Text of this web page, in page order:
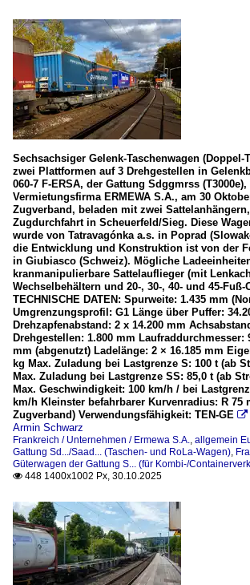
Wagen
Güterwagen
Sechsachsiger Gelenk-Taschenwagen (Doppel-
zwei Plattformen auf 3 Drehgestellen in
060-7 F-ERSA, der Gattung Sdggmrss
Vermietungsfirma ERMEWA S.A., am 30
Zugverband, beladen mit zwei
Zugdurchfahrt in Scheuerfeld/Sieg. Diese
wurde von Tatravagónka a.s. in Poprad
die Entwicklung und Konstruktion ist von der
in Giubiasco (Schweiz). Mögliche
kranmanipulierbare Sattelauflieger (mit
Wechselbehältern und 20-, 30-, 40- und 45-Fuß-
TECHNISCHE DATEN: Spurweite: 1.435 mm
Umgrenzungsprofil: G1 Länge über Puffer:
Drehzapfenabstand: 2 x 14.200 mm
Drehgestellen: 1.800 mm Laufraddurchmesser:
mm (abgenutzt) Ladelänge: 2 × 16.185 mm
kg Max. Zuladung bei Lastgrenze S: 100 t (ab
Max. Zuladung bei Lastgrenze SS: 85,0 t (ab
Max. Geschwindigkeit: 100 km/h / bei
km/h Kleinster befahrbarer Kurvenradius: R 75
Zugverband) Verwendungsfähigkeit: TEN-GE 
Armin Schwarz
Frankreich / Unternehmen / Ermewa S.A., allgemein
Gattung Sd.../Saad... (Taschen- und RoLa-Wagen),
Güterwagen der Gattung S... (für Kombi-/
 448 1400x1002 Px, 30.10.2025